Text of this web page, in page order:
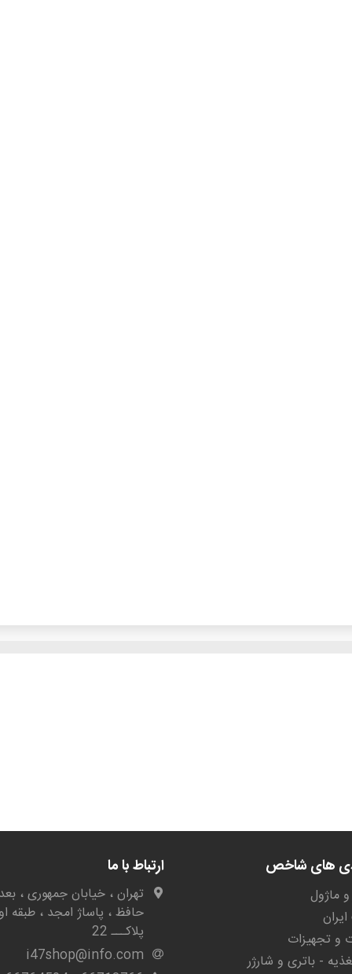
های شاخص
ماژول
و تجهیزات
- باتری و شارژر
ارتباط با ما
تهران ، خیابان جمهوری ،
حافظ ، پاساژ امجد ، طبقه
پلاکـــ 22
i47shop@info.com